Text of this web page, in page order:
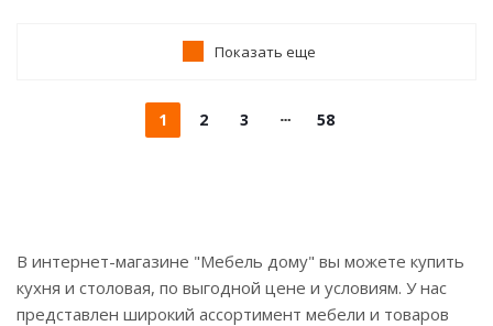
Показать еще
1 2 3 58
В интернет-магазине "Мебель дому" вы можете купить
кухня и столовая, по выгодной цене и условиям. У нас
представлен широкий ассортимент мебели и товаров